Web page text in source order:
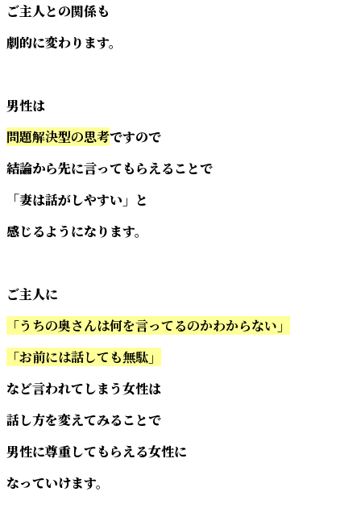
ご主人との関係も
劇的に変わります。
男性は
問題解決型の思考ですので
結論から先に言ってもらえることで
「妻は話がしやすい」と
感じるようになります。
ご主人に
「うちの奥さんは何を言ってるのかわからない」
「お前には話しても無駄」
など言われてしまう女性は
話し方を変えてみることで
男性に尊重してもらえる女性に
なっていけます。